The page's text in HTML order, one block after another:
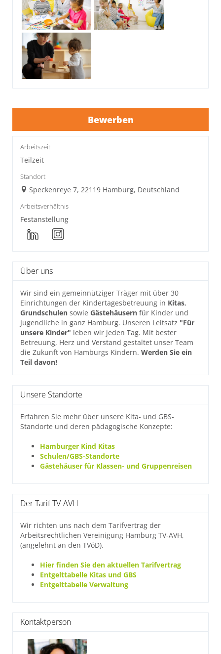
Bewerben
Arbeitszeit
Teilzeit
Standort
Speckenreye 7, 22119 Hamburg, Deutschland
Arbeitsverhältnis
Festanstellung
Über uns
Wir sind ein gemeinnütziger Träger mit über 30
Einrichtungen der Kindertagesbetreuung in Kitas,
Grundschulen sowie Gästehäusern für Kinder und
Jugendliche in ganz Hamburg. Unseren Leitsatz "Für
unsere Kinder" leben wir jeden Tag. Mit bester
Betreuung, Herz und Verstand gestaltet unser Team
die Zukunft von Hamburgs Kindern. Werden Sie ein
Teil davon!
Unsere Standorte
Erfahren Sie mehr über unsere Kita- und GBS-
Standorte und deren pädagogische Konzepte:
Hamburger Kind Kitas
Schulen/GBS-Standorte
Gästehäuser für Klassen- und Gruppenreisen
Der Tarif TV-AVH
Wir richten uns nach dem Tarifvertrag der
Arbeitsrechtlichen Vereinigung Hamburg TV-AVH,
(angelehnt an den TVöD).
Hier finden Sie den aktuellen Tarifvertrag
Entgelttabelle Kitas und GBS
Entgelttabelle Verwaltung
Kontaktperson